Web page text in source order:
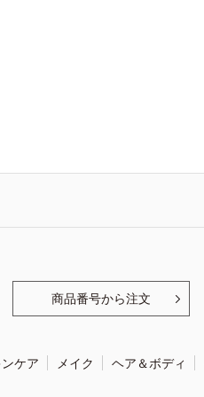
商品番号から注文
ケア メイク ヘア＆ボディ